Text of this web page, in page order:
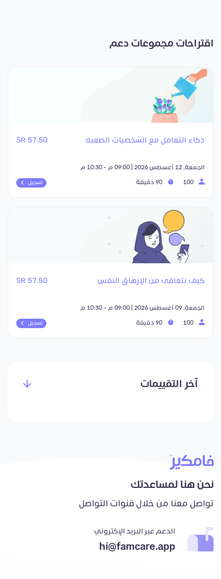
اقتراحات مجموعات دعم
ذكاء التعامل مع الشخصيات الصعبه 57.50 SR
الجمعة, 12 أغسطس 2026 | 09:00 م - 10:30 م
تسجيل
كيف نتعافى من الإرهاق النفس 57.50 SR
الجمعة, 09 أغسطس 2026 | 09:00 م - 10:30 م
تسجيل
آخر التقييمات
نحن هنا لمساعدتك
تواصل معنا من خلال قنوات التواصل
الدعم عبر البريد الإكتروني
hi@famcare.app